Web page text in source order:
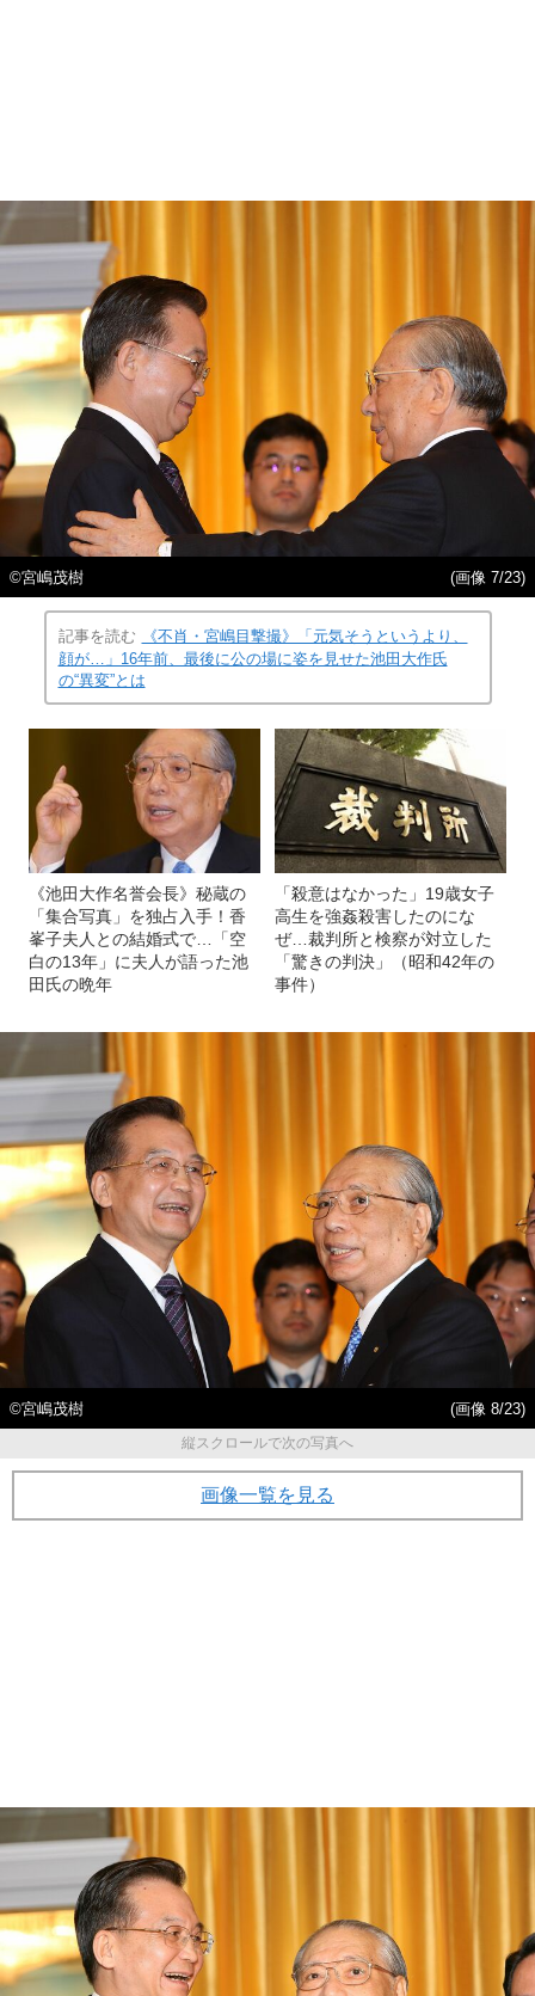
©宮嶋茂樹 (画像 7/23)
記事を読む
《不肖・宮嶋目撃撮》「元気そうというより、
顔が…」16年前、最後に公の場に姿を見せた池田大作氏
の“異変”とは
《池田大作名誉会長》秘蔵の
「集合写真」を独占入手！香
峯子夫人との結婚式で…「空
白の13年」に夫人が語った池
田氏の晩年
「殺意はなかった」19歳女子
高生を強姦殺害したのにな
ぜ…裁判所と検察が対立した
「驚きの判決」（昭和42年の
事件）
©宮嶋茂樹
(画像 8/23)
縦スクロールで次の写真へ
画像一覧を見る